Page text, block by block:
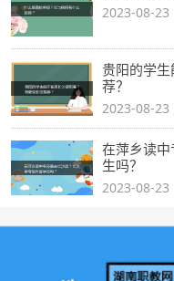
2023-08-23
贵阳的学
荐？
2023-08-23
在萍乡读
生吗？
2023-08-23